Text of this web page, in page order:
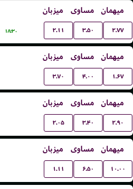
میزبان مساوی میهمان
۱۸:۳۰ ۲.۱۱ ۳.۵۰ ۲.۷۷
میزبان مساوی میهمان
۳.۷۰ ۴.۰۰ ۱.۶۷
میزبان مساوی میهمان
۲.۰۵ ۳.۴۰ ۲.۹۰
میزبان مساوی میهمان
۱.۱۱ ۶.۵۰ ۱۰.۰۰